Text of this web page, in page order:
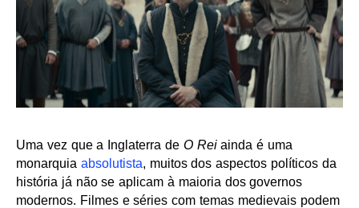
Uma vez que a Inglaterra de O Reiainda é uma
monarquia absolutista, muitos dos aspectos políticos da
história já não se aplicam à maioria dos governos
modernos. Filmes e séries com temas medievais podem